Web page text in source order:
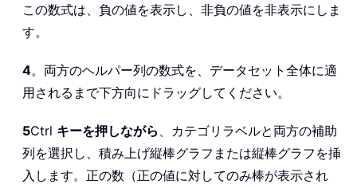
この数式は、負の値を表示し、非負の値を非表示にしま
す。
4。両方のヘルパー列の数式を、データセット全体に適
用されるまで下方向にドラッグしてください。
5Ctrl キーを押しながら 、カテゴリラベルと両方の補助
列を選択し、積み上げ縦棒グラフまたは縦棒グラフを挿
入します。正の数（正の値に対してのみ棒が表示され